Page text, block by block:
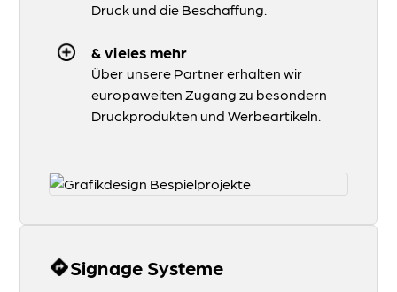
Druck und die Beschaffung.
& vieles mehr
Über unsere Partner erhalten wir
europaweiten Zugang zu besondern
Druckprodukten und Werbeartikeln.
Signage Systeme